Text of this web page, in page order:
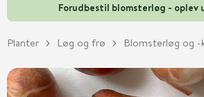
Forudbestil blomsterløg - oplev
Planter Løg og frø Blomsterløg og -